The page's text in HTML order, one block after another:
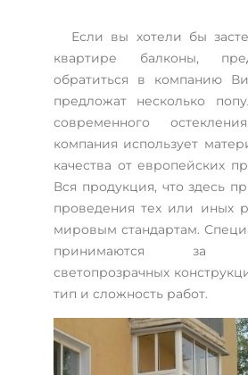
Если вы хотели бы
квартире балконы,
обратиться в компанию
предложат несколько
современного
компания использует
качества от европейских
Вся продукция, что здесь
проведения тех или иных
мировым стандартам.
принимаются за
светопрозрачных
тип и сложность работ.